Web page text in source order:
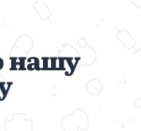
нашу